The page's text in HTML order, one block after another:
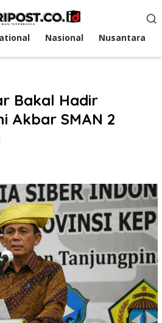
Nasional Nusantara
Bakal Hadir
Akbar SMAN 2